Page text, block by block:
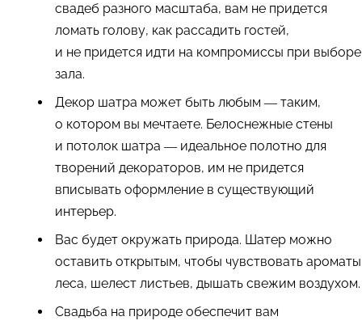
свадеб разного масштаба, вам не придется
ломать голову, как рассадить гостей,
и не придется идти на компромиссы при выборе
зала.
Декор шатра может быть любым — таким,
о котором вы мечтаете. Белоснежные стены
и потолок шатра — идеальное полотно для
творений декораторов, им не придется
вписывать оформление в существующий
интерьер.
Вас будет окружать природа. Шатер можно
оставить открытым, чтобы чувствовать ароматы
леса, шелест листьев, дышать свежим воздухом.
Свадьба на природе обеспечит вам